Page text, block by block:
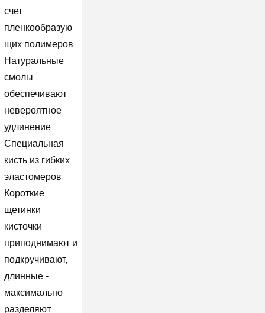
счет
пленкообразую
щих полимеров
Натуральные
смолы
обеспечивают
невероятное
удлинение
Специальная
кисть из гибких
эластомеров
Короткие
щетинки
кисточки
приподнимают и
подкручивают,
длинные -
максимально
разделяют